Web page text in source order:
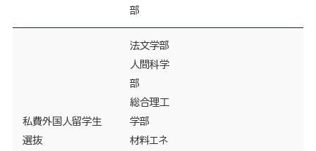
部
私費外国人留学生
選抜
法文学部
人間科学
部
総合理工
学部
材料エネ